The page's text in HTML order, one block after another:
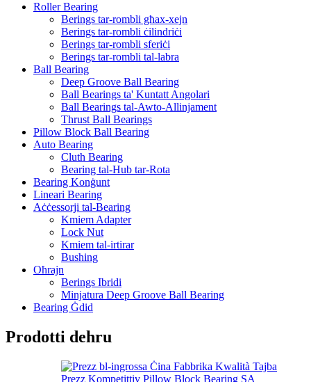
Roller Bearing
Berings tar-rombli għax-xejn
Berings tar-rombli ċilindriċi
Berings tar-rombli sferiċi
Berings tar-rombli tal-labra
Ball Bearing
Deep Groove Ball Bearing
Ball Bearings ta' Kuntatt Angolari
Ball Bearings tal-Awto-Allinjament
Thrust Ball Bearings
Pillow Block Ball Bearing
Auto Bearing
Cluth Bearing
Bearing tal-Hub tar-Rota
Bearing Konġunt
Lineari Bearing
Aċċessorji tal-Bearing
Kmiem Adapter
Lock Nut
Kmiem tal-irtirar
Bushing
Oħrajn
Berings Ibridi
Minjatura Deep Groove Ball Bearing
Bearing Ġdid
Prodotti dehru